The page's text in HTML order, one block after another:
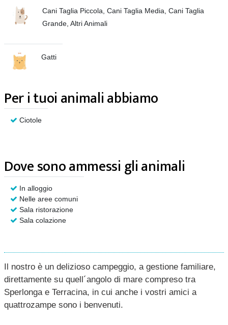
Cani Taglia Piccola, Cani Taglia Media, Cani Taglia
Grande, Altri Animali
Gatti
Per i tuoi animali abbiamo
Ciotole
Dove sono ammessi gli animali
In alloggio
Nelle aree comuni
Sala ristorazione
Sala colazione
Il nostro è un delizioso campeggio, a gestione familiare,
direttamente su quell´angolo di mare compreso tra
Sperlonga e Terracina, in cui anche i vostri amici a
quattrozampe sono i benvenuti.